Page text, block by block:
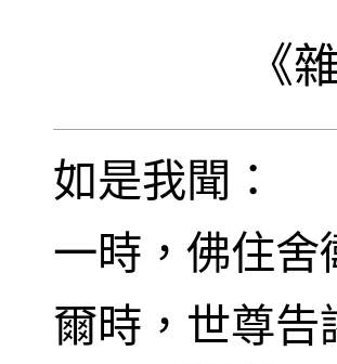
《
如是我聞：
一時，佛住舍
爾時，世尊告